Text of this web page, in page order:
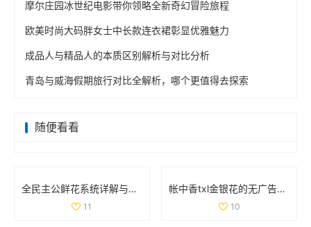
摩尔庄园冰世纪电影带你领略全新奇幻冒险旅程
欧美时尚大码胖女士中长款连衣裙彰显优雅魅力
成品人与精品人的本质区别解析与对比分析
青岛与威海假期旅行对比全解析，哪个更值得去探索
随便看看
全民主公鲜花系统详解与玩法技巧大盘点
11
帐中香txl金银花的无广告免费阅读体验全解析
10